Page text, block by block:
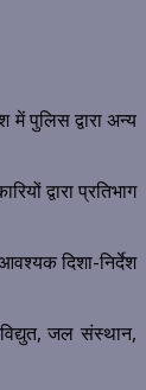
पुलिस द्वारा अन्य
द्वारा प्रतिभाग
दिशा-निर्देश
जल संस्थान,